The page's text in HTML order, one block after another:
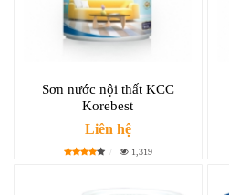
Sơn nước nội thất KCC
Korebest
Liên hệ
1,319